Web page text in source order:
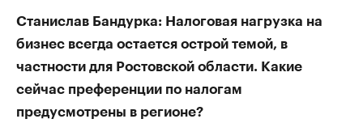
Станислав Бандурка: Налоговая нагрузка на
бизнес всегда остается острой темой, в
частности для Ростовской области. Какие
сейчас преференции по налогам
предусмотрены в регионе?